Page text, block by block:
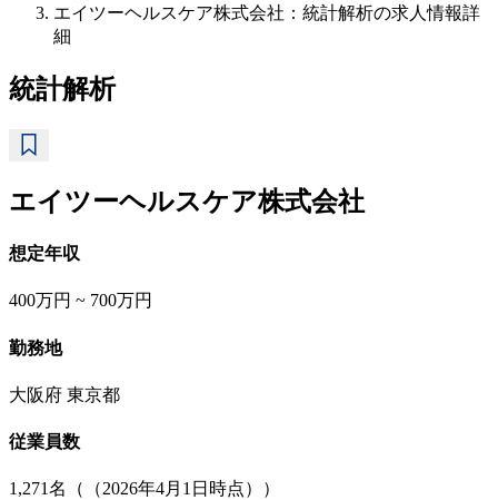
エイツーヘルスケア株式会社：統計解析の求人情報詳
細
統計解析
エイツーヘルスケア株式会社
想定年収
400万円 ~ 700万円
勤務地
大阪府 東京都
従業員数
1,271名（（2026年4月1日時点））